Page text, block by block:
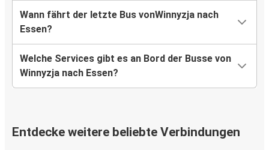
Wann fährt der letzte Bus vonWinnyzja nach
Essen?
Welche Services gibt es an Bord der Busse von
Winnyzja nach Essen?
Entdecke weitere beliebte Verbindungen